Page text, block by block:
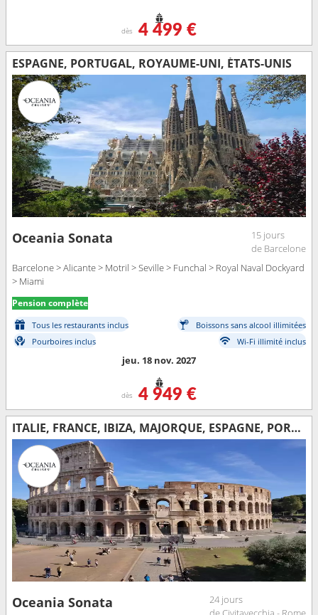
dès 4 499 €
ESPAGNE, PORTUGAL, ROYAUME-UNI, ÉTATS-UNIS
Oceania Sonata
15 jours
de Barcelone
Barcelone > Alicante > Motril > Seville > Funchal > Royal Naval Dockyard
> Miami
Pension complète
Tous les restaurants inclus
Boissons sans alcool illimitées
Pourboires inclus
Wi-Fi illimité inclus
jeu. 18 nov. 2027
dès 4 949 €
ITALIE, FRANCE, IBIZA, MAJORQUE, ESPAGNE, PORTUGAL, ROYAUME-UNI, ÉTATS-UNIS
Oceania Sonata
24 jours